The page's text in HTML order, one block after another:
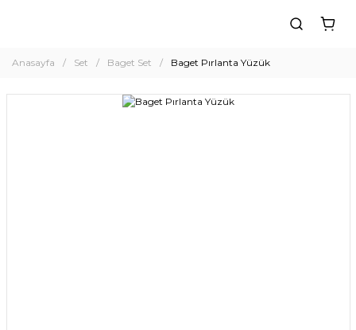
Anasayfa Set Baget Set Baget Pırlanta Yüzük